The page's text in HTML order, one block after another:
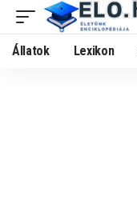
Állatok Lexikon